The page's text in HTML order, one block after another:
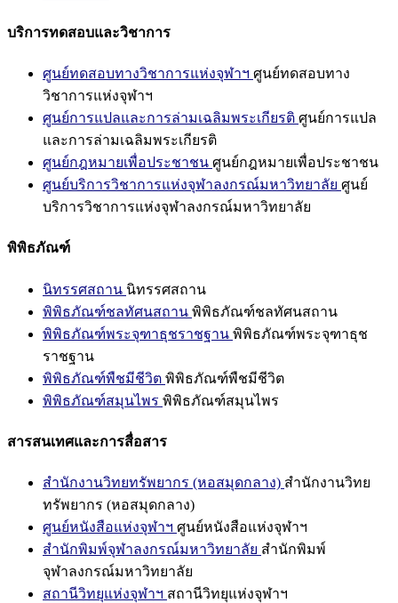
บริการทดสอบและวิชาการ
ศูนย์ทดสอบทางวิชาการแห่งจุฬาฯ ศูนย์ทดสอบทาง
วิชาการแห่งจุฬาฯ
ศูนย์การแปลและการล่ามเฉลิมพระเกียรติ ศูนย์การแปล
และการล่ามเฉลิมพระเกียรติ
ศูนย์กฎหมายเพื่อประชาชน ศูนย์กฎหมายเพื่อประชาชน
ศูนย์บริการวิชาการแห่งจุฬาลงกรณ์มหาวิทยาลัย ศูนย์
บริการวิชาการแห่งจุฬาลงกรณ์มหาวิทยาลัย
พิพิธภัณฑ์
นิทรรศสถาน นิทรรศสถาน
พิพิธภัณฑ์ชลทัศนสถาน พิพิธภัณฑ์ชลทัศนสถาน
พิพิธภัณฑ์พระจุฑาธุชราชฐาน พิพิธภัณฑ์พระจุฑาธุช
ราชฐาน
พิพิธภัณฑ์พืชมีชีวิต พิพิธภัณฑ์พืชมีชีวิต
พิพิธภัณฑ์สมุนไพร พิพิธภัณฑ์สมุนไพร
สารสนเทศและการสื่อสาร
สำนักงานวิทยทรัพยากร (หอสมุดกลาง) สำนักงานวิทย
ทรัพยากร (หอสมุดกลาง)
ศูนย์หนังสือแห่งจุฬาฯ ศูนย์หนังสือแห่งจุฬาฯ
สำนักพิมพ์จุฬาลงกรณ์มหาวิทยาลัย สำนักพิมพ์
จุฬาลงกรณ์มหาวิทยาลัย
สถานีวิทยุแห่งจุฬาฯ สถานีวิทยุแห่งจุฬาฯ